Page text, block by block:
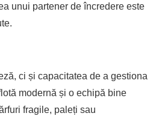
unui partener de încredere este
ci și capacitatea de a gestiona
modernă și o echipă bine
fragile, paleți sau